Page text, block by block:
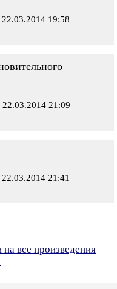
22.03.2014 19:58
22.03.2014 21:09
22.03.2014 21:41
на все произведения